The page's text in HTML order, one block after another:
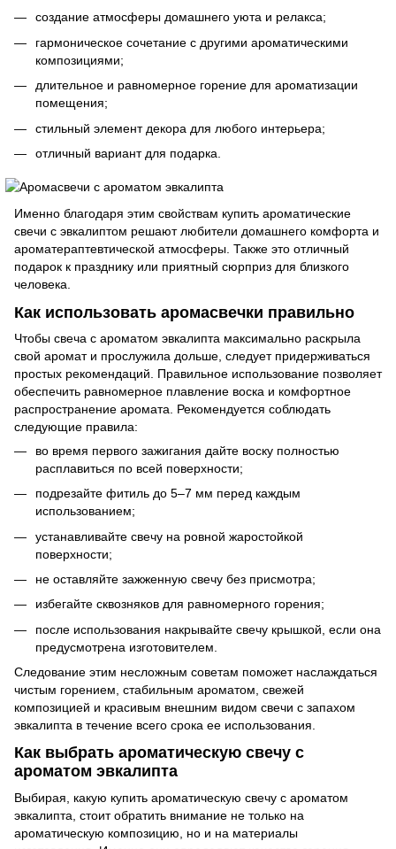
создание атмосферы домашнего уюта и релакса;
гармоническое сочетание с другими ароматическими
композициями;
длительное и равномерное горение для ароматизации
помещения;
стильный элемент декора для любого интерьера;
отличный вариант для подарка.
Именно благодаря этим свойствам купить ароматические
свечи с эвкалиптом решают любители домашнего комфорта и
ароматераптевтической атмосферы. Также это отличный
подарок к празднику или приятный сюрприз для близкого
человека.
Как использовать аромасвечки правильно
Чтобы свеча с ароматом эвкалипта максимально раскрыла
свой аромат и прослужила дольше, следует придерживаться
простых рекомендаций. Правильное использование позволяет
обеспечить равномерное плавление воска и комфортное
распространение аромата. Рекомендуется соблюдать
следующие правила:
во время первого зажигания дайте воску полностью
расплавиться по всей поверхности;
подрезайте фитиль до 5–7 мм перед каждым
использованием;
устанавливайте свечу на ровной жаростойкой
поверхности;
не оставляйте зажженную свечу без присмотра;
избегайте сквозняков для равномерного горения;
после использования накрывайте свечу крышкой, если она
предусмотрена изготовителем.
Следование этим несложным советам поможет наслаждаться
чистым горением, стабильным ароматом, свежей
композицией и красивым внешним видом свечи с запахом
эвкалипта в течение всего срока ее использования.
Как выбрать ароматическую свечу с
ароматом эвкалипта
Выбирая, какую купить ароматическую свечу с ароматом
эвкалипта, стоит обратить внимание не только на
ароматическую композицию, но и на материалы